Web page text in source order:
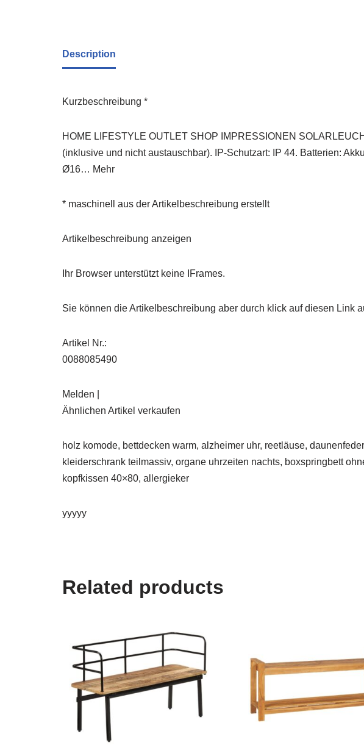
Description
Kurzbeschreibung *
HOME LIFESTYLE OUTLET SHOP IMPRESSIONEN
(inklusive und nicht austauschbar). IP-Schutzart: IP 44. Batterien:
Ø16… Mehr
* maschinell aus der Artikelbeschreibung erstellt
Artikelbeschreibung anzeigen
Ihr Browser unterstützt keine IFrames.
Sie können die Artikelbeschreibung aber durch klick auf diesen Link
Artikel Nr.:
0088085490
Melden |
Ähnlichen Artikel verkaufen
holz komode, bettdecken warm, alzheimer uhr, reetläuse,
kleiderschrank teilmassiv, organe uhrzeiten nachts, boxspringbett
kopfkissen 40×80, allergieker
yyyyy
Related products